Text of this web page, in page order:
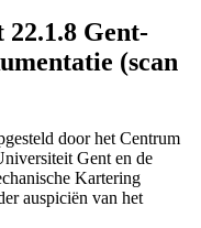
Gent-
(scan
door het Centrum
Gent en de
Kartering
auspiciën van het